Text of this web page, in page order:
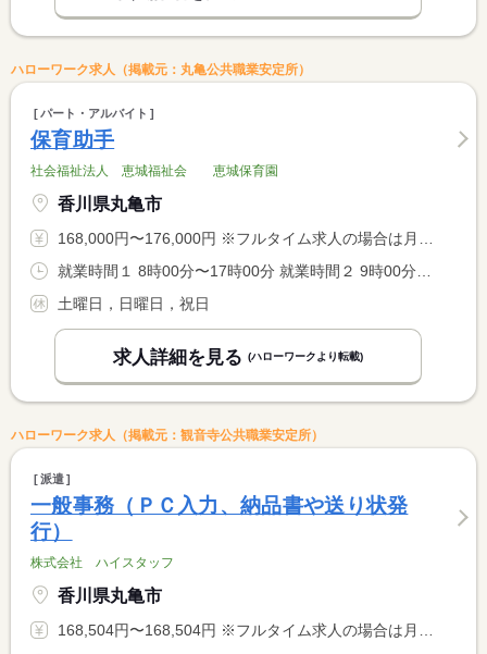
ハローワーク求人（掲載元：丸亀公共職業安定所）
パート・アルバイト
保育助手
社会福祉法人 恵城福祉会 恵城保育園
香川県丸亀市
168,000円〜176,000円 ※フルタイム求人の場合は月額（換算額）、パート求人の場合は時間額を表示しています。
土曜日，日曜日，祝日
求人詳細を見る (ハローワークより転載)
ハローワーク求人（掲載元：観音寺公共職業安定所）
派遣
一般事務（ＰＣ入力、納品書や送り状発
行）
株式会社 ハイスタッフ
香川県丸亀市
168,504円〜168,504円 ※フルタイム求人の場合は月額（換算額）、パート求人の場合は時間額を表示しています。